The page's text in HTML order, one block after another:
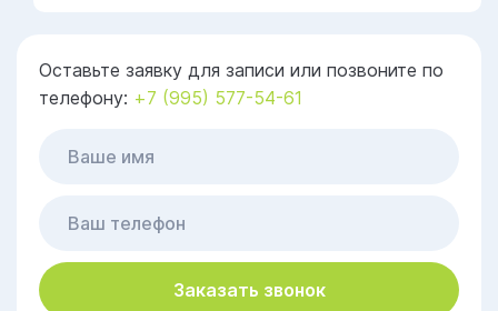
Оставьте заявку для записи или позвоните по
телефону: +7 (995) 577-54-61
Заказать звонок